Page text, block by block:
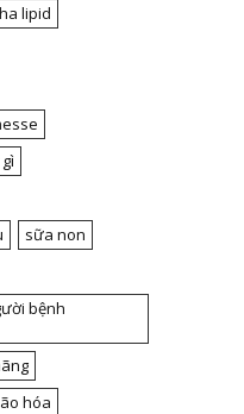
lipid
sữa non
bệnh
hóa